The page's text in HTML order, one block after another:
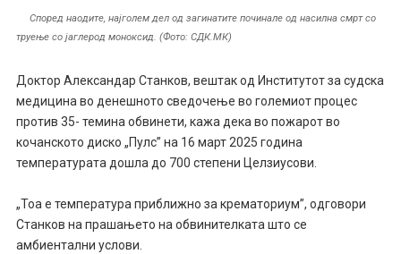
Според наодите, најголем дел од загинатите починале од насилна смрт со
труење со јаглерод моноксид. (Фото: СДК.МК)
Доктор Александар Станков, вештак од Институтот за судска
медицина во денешното сведочење во големиот процес
против 35- темина обвинети, кажа дека во пожарот во
кочанското диско „Пулс” на 16 март 2025 година
температурата дошла до 700 степени Целзиусови.
„Тоа е температура приближно за крематориум”, одговори
Станков на прашањето на обвинителката што се
амбиентални услови.